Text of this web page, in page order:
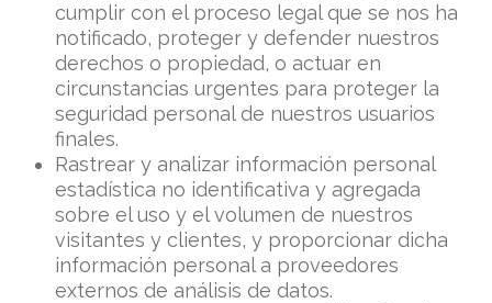
cumplir con el proceso legal que se nos ha
notificado, proteger y defender nuestros
derechos o propiedad, o actuar en
circunstancias urgentes para proteger la
seguridad personal de nuestros usuarios
finales.
Rastrear y analizar información personal
estadística no identificativa y agregada
sobre el uso y el volumen de nuestros
visitantes y clientes, y proporcionar dicha
información personal a proveedores
externos de análisis de datos.